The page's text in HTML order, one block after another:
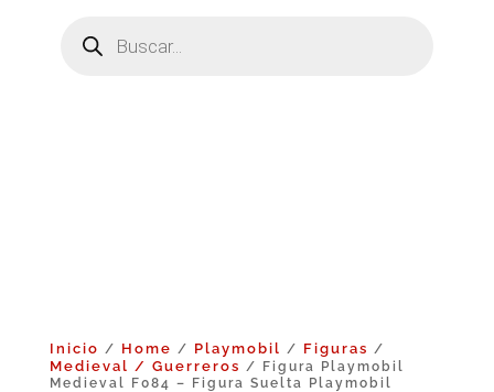
productos
Inicio / Home / Playmobil / Figuras /
Medieval / Guerreros / Figura Playmobil
Medieval F084 – Figura Suelta Playmobil